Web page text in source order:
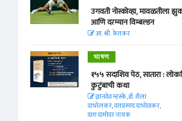
उगवती नोस्कोव्हा, मावळतीला
आणि दरम्यान विम्बल्डन
आ. श्री. केतकर
भाषण
१५५ सदाशिव पेठ, सातारा :
कुटुंबाची कथा
ज्ञानदेव म्हस्के, डॉ. शैला
दाभोलकर, दत्तप्रसाद दाभोळकर,
दत्ता दामोदर नायक